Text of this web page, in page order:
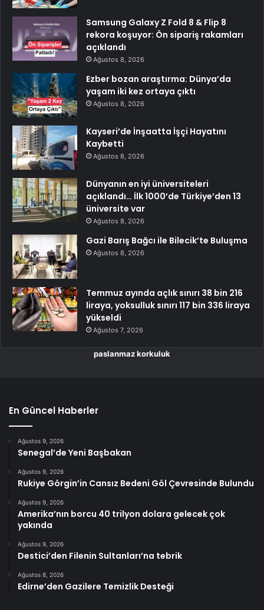
Samsung Galaxy Z Fold 8 & Flip 8
rekora koşuyor: Ön sipariş rakamları
açıklandı
Ağustos 8, 2026
Ezber bozan araştırma: Dünya’da
yaşam iki kez ortaya çıktı
Ağustos 8, 2026
Kayseri’de İnşaatta İşçi Hayatını
Kaybetti
Ağustos 8, 2026
Dünyanın en iyi üniversiteleri
açıklandı… İlk 1000’de Türkiye’den 13
üniversite var
Ağustos 8, 2026
Gazi Barış Bağcı ile Bilecik’te Buluşma
Ağustos 8, 2026
Temmuz ayında açlık sınırı 38 bin 216
liraya, yoksulluk sınırı 117 bin 336 liraya
yükseldi
Ağustos 7, 2026
paslanmaz korkuluk
En Güncel Haberler
Ağustos 9, 2026
Senegal’de Yeni Başbakan
Ağustos 9, 2026
Rukiye Görgin’in Cansız Bedeni Göl Çevresinde Bulundu
Ağustos 9, 2026
Amerika’nın borcu 40 trilyon dolara gelecek çok
yakında
Ağustos 9, 2026
Destici’den Filenin Sultanları’na tebrik
Ağustos 8, 2026
Edirne’den Gazilere Temizlik Desteği